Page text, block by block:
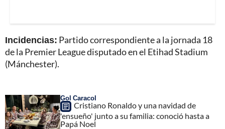
Incidencias: Partido correspondiente a la jornada 18
de la Premier League disputado en el Etihad Stadium
(Mánchester).
Gol Caracol
Cristiano Ronaldo y una navidad de
'ensueño' junto a su familia: conoció hasta a
Papá Noel